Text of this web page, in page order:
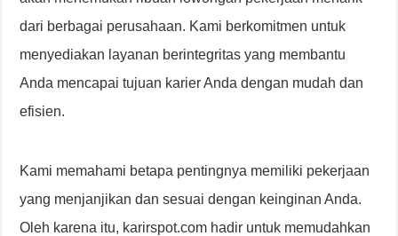
dari berbagai perusahaan. Kami berkomitmen untuk
menyediakan layanan berintegritas yang membantu
Anda mencapai tujuan karier Anda dengan mudah dan
efisien.
Kami memahami betapa pentingnya memiliki pekerjaan
yang menjanjikan dan sesuai dengan keinginan Anda.
Oleh karena itu, karirspot.com hadir untuk memudahkan